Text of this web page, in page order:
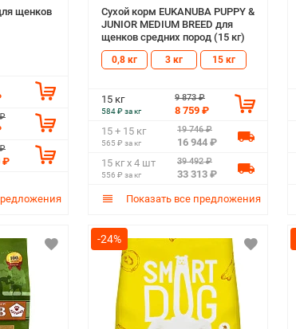
щенков
₽
Сухой корм EUKANUBA PUPPY &
JUNIOR MEDIUM BREED для
щенков средних пород (15 кг)
0,8 кг 3 кг 15 кг
15 кг
584 ₽ за кг
9 873 ₽
8 759 ₽
15 + 15 кг
565 ₽ за кг
19 746 ₽
16 944 ₽
15 кг х 4 шт
556 ₽ за кг
39 492 ₽
33 313 ₽
Показать все предложения
-24%